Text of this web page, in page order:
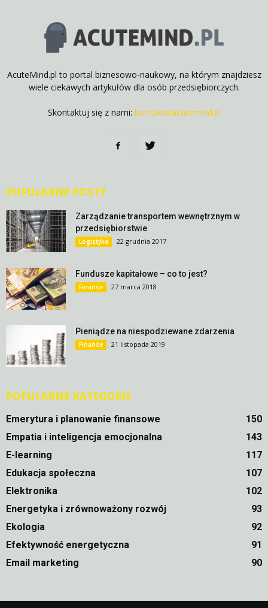
AcuteMind.pl to portal biznesowo-naukowy, na którym znajdziesz
wiele ciekawych artykułów dla osób przedsiębiorczych.
Skontaktuj się z nami: kontakt@acutemind.pl
POPULARNE POSTY
Zarządzanie transportem wewnętrznym w
przedsiębiorstwie
Logistyka 22 grudnia 2017
Fundusze kapitałowe – co to jest?
Finanse 27 marca 2018
Pieniądze na niespodziewane zdarzenia
Finanse 21 listopada 2019
POPULARNE KATEGORIE
Emerytura i planowanie finansowe
150
Empatia i inteligencja emocjonalna
143
E-learning
117
Edukacja społeczna
107
Elektronika
102
Energetyka i zrównoważony rozwój
93
Ekologia
92
Efektywność energetyczna
91
Email marketing
90